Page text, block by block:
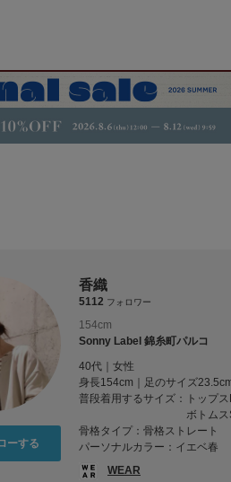
ーする
香織
5112 フォロワー
154cm
Sonny Label 錦糸町パルコ
40代｜女性
身長154cm｜足のサイズ
普段着用するサイズ：
トップス
ボトムス
骨格タイプ：骨格ストレート
パーソナルカラー：イエベ春
WEAR